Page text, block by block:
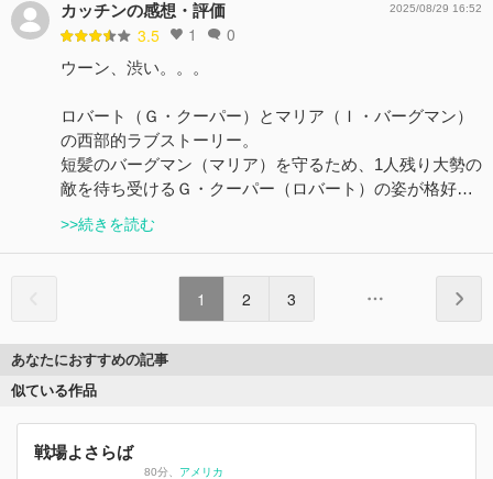
カッチンの感想・評価
3.5 1 0
2025/08/29 16:52
ウーン、渋い。。。
ロバート（Ｇ・クーパー）とマリア（Ｉ・バーグマン）
の西部的ラブストーリー。
短髪のバーグマン（マリア）を守るため、1人残り大勢の
敵を待ち受けるＧ・クーパー（ロバート）の姿が格好…
>>続きを読む
1 2 3
あなたにおすすめの記事
似ている作品
戦場よさらば
80分
アメリカ